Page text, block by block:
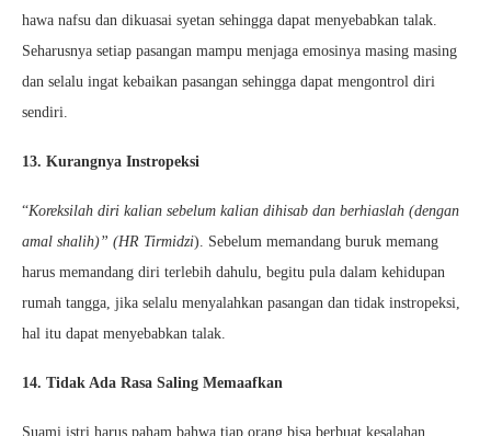
hawa nafsu dan dikuasai syetan sehingga dapat menyebabkan talak.
Seharusnya setiap pasangan mampu menjaga emosinya masing masing
dan selalu ingat kebaikan pasangan sehingga dapat mengontrol diri
sendiri.
13. Kurangnya Instropeksi
“Koreksilah diri kalian sebelum kalian dihisab dan berhiaslah (dengan
amal shalih)” (HR Tirmidzi). Sebelum memandang buruk memang
harus memandang diri terlebih dahulu, begitu pula dalam kehidupan
rumah tangga, jika selalu menyalahkan pasangan dan tidak instropeksi,
hal itu dapat menyebabkan talak.
14. Tidak Ada Rasa Saling Memaafkan
Suami istri harus paham bahwa tiap orang bisa berbuat kesalahan